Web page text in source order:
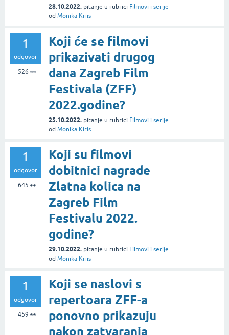
28.10.2022. pitanje u rubrici Filmovi i serije
od Monika Kiris
1
odgovor
526 👀
Koji će se filmovi
prikazivati drugog
dana Zagreb Film
Festivala (ZFF)
2022.godine?
25.10.2022. pitanje u rubrici Filmovi i serije
od Monika Kiris
1
odgovor
645 👀
Koji su filmovi
dobitnici nagrade
Zlatna kolica na
Zagreb Film
Festivalu 2022.
godine?
29.10.2022. pitanje u rubrici Filmovi i serije
od Monika Kiris
1
odgovor
459 👀
Koji se naslovi s
repertoara ZFF-a
ponovno prikazuju
nakon zatvaranja